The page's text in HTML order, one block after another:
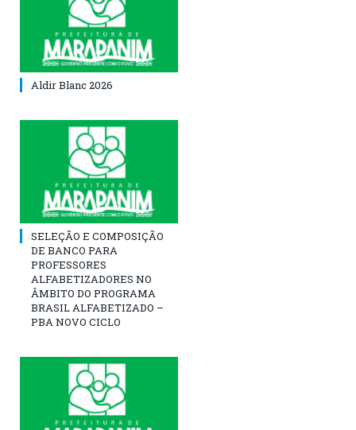
Aldir Blanc 2026
SELEÇÃO E COMPOSIÇÃO
DE BANCO PARA
PROFESSORES
ALFABETIZADORES NO
ÂMBITO DO PROGRAMA
BRASIL ALFABETIZADO –
PBA NOVO CICLO